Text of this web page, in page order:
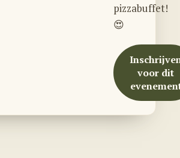
pizzabuffet!
😍
voor dit